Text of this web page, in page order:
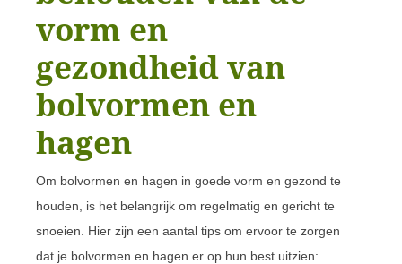
vorm en
gezondheid van
bolvormen en
hagen
Om bolvormen en hagen in goede vorm en gezond te
houden, is het belangrijk om regelmatig en gericht te
snoeien. Hier zijn een aantal tips om ervoor te zorgen
dat je bolvormen en hagen er op hun best uitzien: